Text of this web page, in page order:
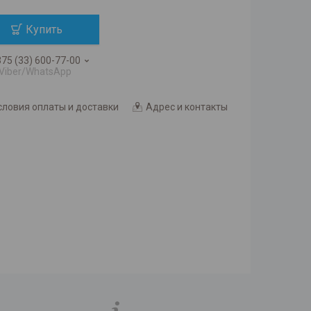
Купить
(33) 600-77-00
WhatsApp
оплаты и доставки Адрес и контакты